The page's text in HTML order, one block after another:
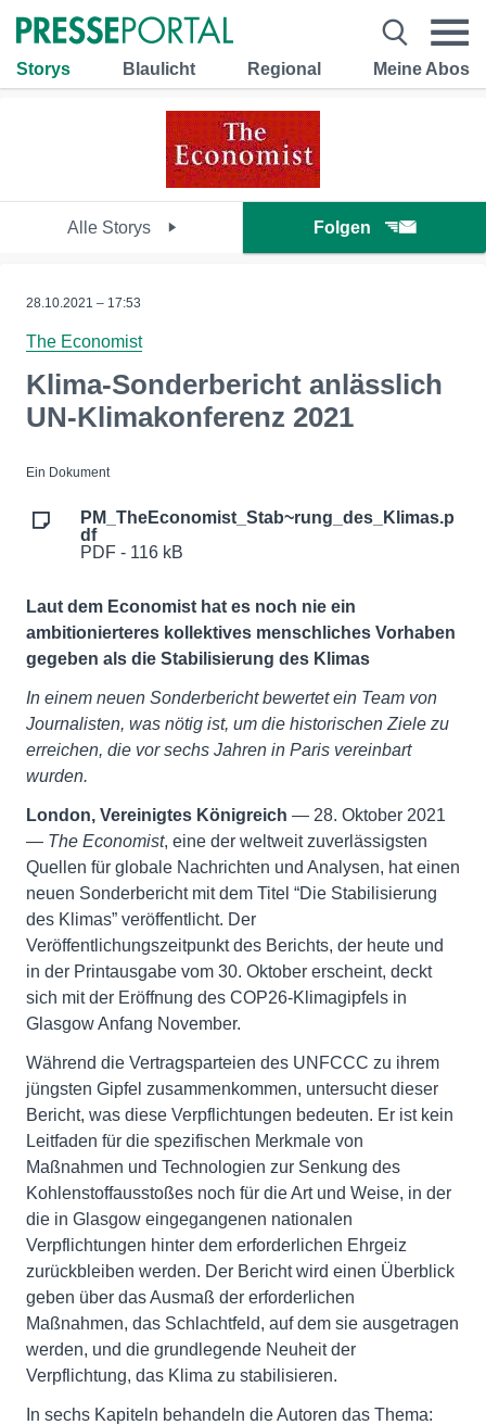
Storys Blaulicht Regional Meine Abos
Alle Storys Folgen
28.10.2021 – 17:53
The Economist
Klima-Sonderbericht anlässlich
UN-Klimakonferenz 2021
Ein Dokument
PM_TheEconomist_Stab~rung_des_Klimas.p
df
PDF - 116 kB
Laut dem Economist hat es noch nie ein
ambitionierteres kollektives menschliches Vorhaben
gegeben als die Stabilisierung des Klimas
In einem neuen Sonderbericht bewertet ein Team von
Journalisten, was nötig ist, um die historischen Ziele zu
erreichen, die vor sechs Jahren in Paris vereinbart
wurden.
London, Vereinigtes Königreich — 28. Oktober 2021
— The Economist, eine der weltweit zuverlässigsten
Quellen für globale Nachrichten und Analysen, hat einen
neuen Sonderbericht mit dem Titel “Die Stabilisierung
des Klimas” veröffentlicht. Der
Veröffentlichungszeitpunkt des Berichts, der heute und
in der Printausgabe vom 30. Oktober erscheint, deckt
sich mit der Eröffnung des COP26-Klimagipfels in
Glasgow Anfang November.
Während die Vertragsparteien des UNFCCC zu ihrem
jüngsten Gipfel zusammenkommen, untersucht dieser
Bericht, was diese Verpflichtungen bedeuten. Er ist kein
Leitfaden für die spezifischen Merkmale von
Maßnahmen und Technologien zur Senkung des
Kohlenstoffausstoßes noch für die Art und Weise, in der
die in Glasgow eingegangenen nationalen
Verpflichtungen hinter dem erforderlichen Ehrgeiz
zurückbleiben werden. Der Bericht wird einen Überblick
geben über das Ausmaß der erforderlichen
Maßnahmen, das Schlachtfeld, auf dem sie ausgetragen
werden, und die grundlegende Neuheit der
Verpflichtung, das Klima zu stabilisieren.
In sechs Kapiteln behandeln die Autoren das Thema: